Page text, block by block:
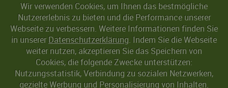
Wir verwenden Cookies, um Ihnen das bestmögliche
Nutzererlebnis zu bieten und die Performance unserer
Webseite zu verbessern. Weitere Informationen finden Sie
in unserer Datenschutzerklärung. Indem Sie die Webseite
weiter nutzen, akzeptieren Sie das Speichern von
Cookies, die folgende Zwecke unterstützen:
Nutzungsstatistik, Verbindung zu sozialen Netzwerken,
gezielte Werbung und Personalisierung von Inhalten.